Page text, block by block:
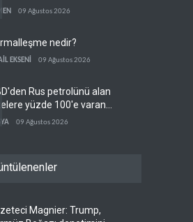
09 Ağustos 2026
nedir?
EKSENİ 09 Ağustos 2026
Rus petrolünü alan
yüzde 100'e varan
vergisi
09 Ağustos 2026
yerine soruşturma
krizi Guyana ve
Magnier: Trump,